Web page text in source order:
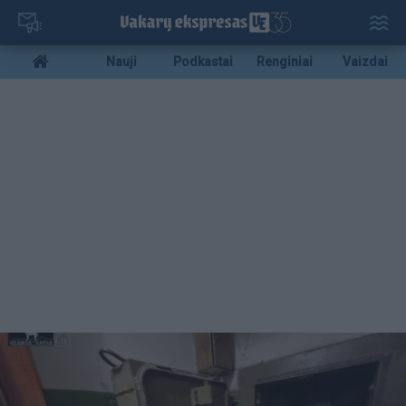
Pereiti
pagrindinį
turinį
Mobile
menu
Nauji Podkastai Renginiai Vaizdai